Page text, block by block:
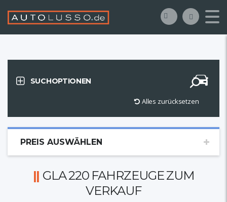
SUCHOPTIONEN
Alles zurücksetzen
PREIS AUSWÄHLEN
GLA 220 FAHRZEUGE ZUM
VERKAUF